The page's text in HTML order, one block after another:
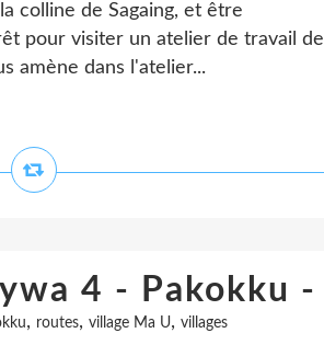
colline de Sagaing, et être
pour visiter un atelier de travail de
amène dans l'atelier...
4 - Pakokku -
, routes, village Ma U, villages